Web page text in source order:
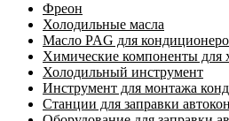
Фреон
Холодильные масла
Масло PAG для
Химические компоненты для
Холодильный инструмент
Инструмент для монтажа
Станции для заправки